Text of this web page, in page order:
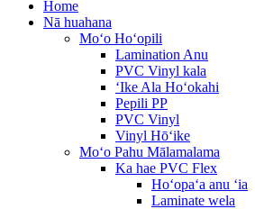
Home
Nā huahana
Moʻo Hoʻopili
Lamination Anu
PVC Vinyl kala
ʻIke Ala Hoʻokahi
Pepili PP
PVC Vinyl
Vinyl Hōʻike
Moʻo Pahu Mālamalama
Ka hae PVC Flex
Hoʻopaʻa anu ʻia
Laminate wela